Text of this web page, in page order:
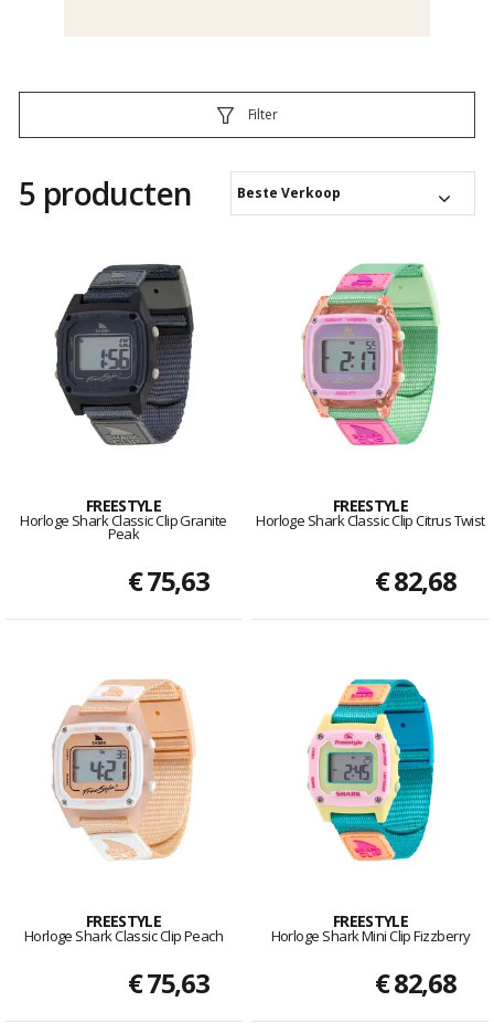
Filter
5 producten Beste Verkoop
FREESTYLE
Horloge Shark Classic Clip Granite
Peak
€ 75,63
FREESTYLE
Horloge Shark Classic Clip Citrus Twist
€ 82,68
FREESTYLE
Horloge Shark Classic Clip Peach
€ 75,63
FREESTYLE
Horloge Shark Mini Clip Fizzberry
€ 82,68